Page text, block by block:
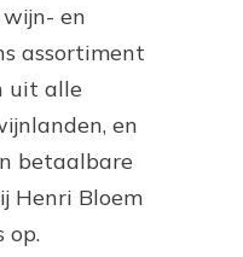
en
assortiment
uit alle
en
betaalbare
Henri Bloem
op.